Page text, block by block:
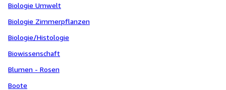
Biologie Umwelt
Biologie Zimmerpflanzen
Biologie/Histologie
Biowissenschaft
Blumen - Rosen
Boote